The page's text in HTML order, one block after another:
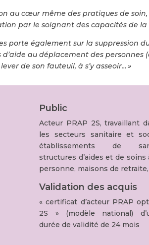
au cœur même des pratiques de
par le soignant des capacités de
porte également sur la suppression
au déplacement des
de son fauteuil, à s’y asseoir… »
Public
Acteur PRAP 2S, travaillant
les secteurs sanitaire et
établissements de
structures d’aides et de soins
personne, maisons de
Validation des acquis
« certificat d’acteur PRAP
2S » (modèle national)
durée de validité de 24 mois